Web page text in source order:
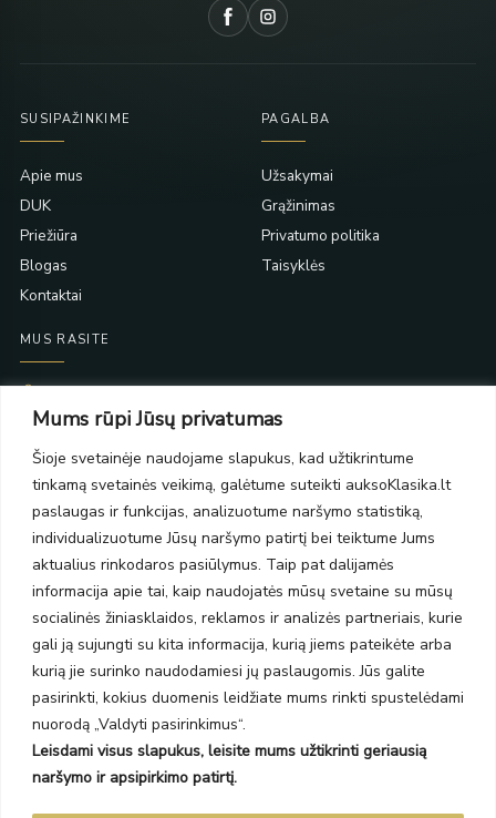
Mums rūpi Jūsų privatumas
Šioje svetainėje naudojame slapukus, kad užtikrintume
tinkamą svetainės veikimą, galėtume suteikti auksoKlasika.lt
paslaugas ir funkcijas, analizuotume naršymo statistiką,
individualizuotume Jūsų naršymo patirtį bei teiktume Jums
aktualius rinkodaros pasiūlymus. Taip pat dalijamės
informacija apie tai, kaip naudojatės mūsų svetaine su mūsų
socialinės žiniasklaidos, reklamos ir analizės partneriais, kurie
gali ją sujungti su kita informacija, kurią jiems pateikėte arba
kurią jie surinko naudodamiesi jų paslaugomis. Jūs galite
pasirinkti, kokius duomenis leidžiate mums rinkti spustelėdami
nuorodą „Valdyti pasirinkimus“.
Leisdami visus slapukus, leisite mums užtikrinti geriausią
naršymo ir apsipirkimo patirtį.
SUSIPAŽINKIME
Apie mus
DUK
Priežiūra
Blogas
Kontaktai
PAGALBA
Užsakymai
Grąžinimas
Privatumo politika
Taisyklės
MUS RASITE
PC Molas, Klaipėda
PC BIG 2, Klaipėda
Šilutės pl. 35
PC Banginis, Klaipėda
NAUJIENLAIŠKIS
Prenumeruokite ir gaukite pasiūlymus, naujienas bei riboto
leidimo kolekcijas.
SIŲSTI